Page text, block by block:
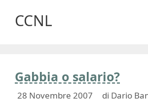
CCNL
Gabbia o salario?
28 Novembre 2007 di Dario